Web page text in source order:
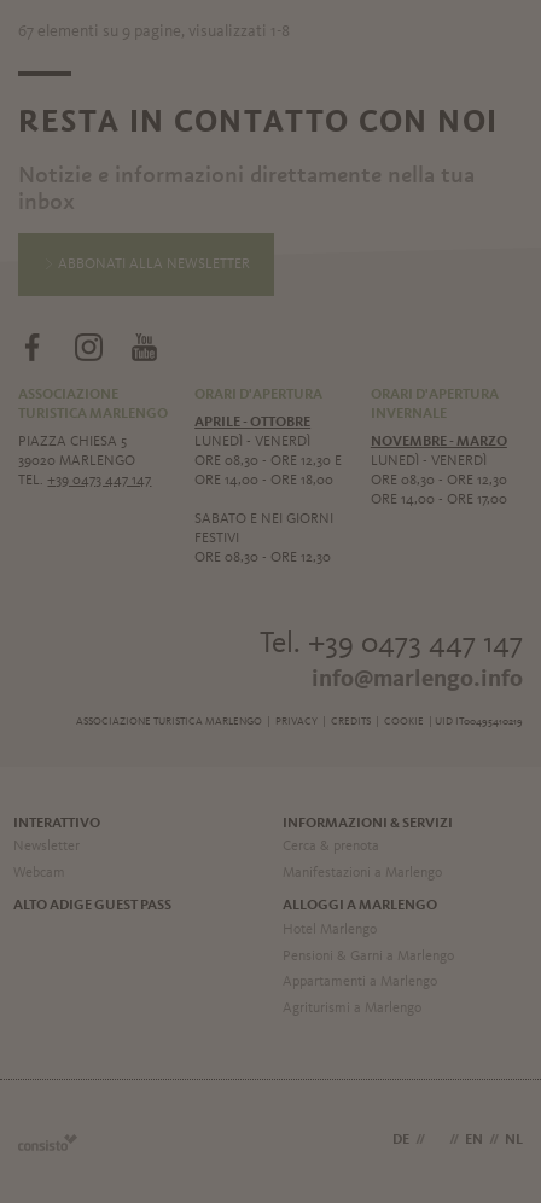
67 elementi su 9 pagine, visualizzati 1-8
RESTA IN CONTATTO CON NOI
Notizie e informazioni direttamente nella tua
inbox
ABBONATI ALLA NEWSLETTER
ASSOCIAZIONE
TURISTICA MARLENGO
PIAZZA CHIESA 5
39020 MARLENGO
TEL.+39 0473 447 147
ORARI D'APERTURA
APRILE - OTTOBRE
LUNEDÌ - VENERDÌ
ORE 08,30 - ORE 12,30 E
ORE 14,00 - ORE 18,00
SABATO E NEI GIORNI
FESTIVI
ORE 08,30 - ORE 12,30
ORARI D'APERTURA
INVERNALE
NOVEMBRE - MARZO
LUNEDÌ - VENERDÌ
ORE 08,30 - ORE 12,30
ORE 14,00 - ORE 17,00
Tel. +39 0473 447 147
info@marlengo.info
ASSOCIAZIONE TURISTICA MARLENGO | PRIVACY| CREDITS| COOKIE | UID IT00495410219
INTERATTIVO
Newsletter
Webcam
INFORMAZIONI & SERVIZI
Cerca & prenota
Manifestazioni a Marlengo
ALTO ADIGE GUEST PASS
ALLOGGI A MARLENGO
Hotel Marlengo
Pensioni & Garni a Marlengo
Appartamenti a Marlengo
Agriturismi a Marlengo
DE // // EN // NL